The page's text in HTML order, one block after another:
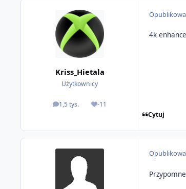
Kriss_Hietala
Użytkownicy
1,5 tys.
odpowiedzi-11
Reputacja
4k
Cytuj